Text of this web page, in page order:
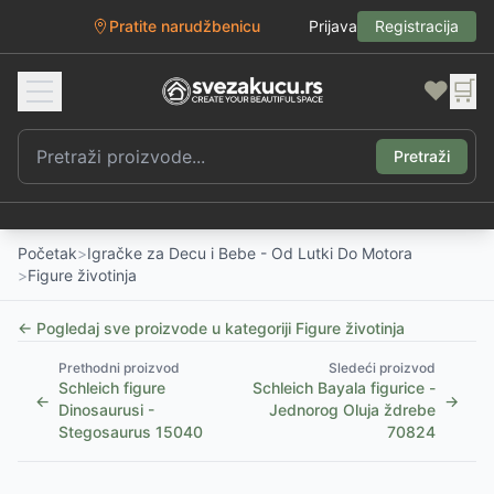
Pratite narudžbenicu Prijava Registracija
❤️ 🛒
Pretraži
Početak>Igračke za Decu i Bebe - Od Lutki Do Motora
>Figure životinja
← Pogledaj sve proizvode u kategoriji Figure životinja
←
Prethodni proizvod
Schleich figure
Dinosaurusi -
Stegosaurus 15040
Sledeći proizvod
Schleich Bayala figurice -
Jednorog Oluja ždrebe
70824
→